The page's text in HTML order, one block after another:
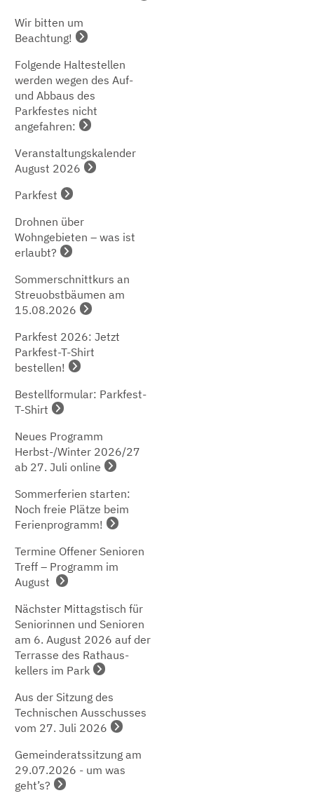
Wir bitten um
Beachtung!
Folgende Haltestellen
werden wegen des Auf-
und Abbaus des
Parkfestes nicht
angefahren:
Veranstaltungskalender
August 2026
Parkfest
Drohnen über
Wohngebieten – was ist
erlaubt?
Sommerschnittkurs an
Streuobstbäumen am
15.08.2026
Parkfest 2026: Jetzt
Parkfest-T-Shirt
bestellen!
Bestellformular: Parkfest-
T-Shirt
Neues Programm
Herbst-/Winter 2026/27
ab 27. Juli online
Sommerferien starten:
Noch freie Plätze beim
Ferienprogramm!
Termine Offener Senioren
Treff – Programm im
August
Nächster Mittagstisch für
Seniorinnen und Senioren
am 6. August 2026 auf der
Terrasse des Rathaus-
kellers im Park
Aus der Sitzung des
Technischen Ausschusses
vom 27. Juli 2026
Gemeinderatssitzung am
29.07.2026 - um was
geht’s?